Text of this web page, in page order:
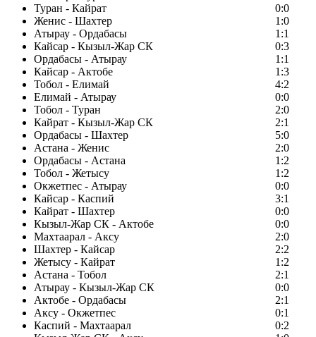
Туран - Кайрат
0:0
Женис - Шахтер
1:0
Атырау - Ордабасы
1:1
Кайсар - Кызыл-Жар СК
0:3
Ордабасы - Атырау
1:1
Кайсар - Актобе
1:3
Тобол - Елимай
4:2
Елимай - Атырау
0:0
Тобол - Туран
2:0
Кайрат - Кызыл-Жар СК
2:1
Ордабасы - Шахтер
5:0
Астана - Женис
2:0
Ордабасы - Астана
1:2
Тобол - Жетысу
1:2
Окжетпес - Атырау
0:0
Кайсар - Каспий
3:1
Кайрат - Шахтер
0:0
Кызыл-Жар СК - Актобе
0:0
Махтаарал - Аксу
2:0
Шахтер - Кайсар
2:2
Жетысу - Кайрат
1:2
Астана - Тобол
2:1
Атырау - Кызыл-Жар СК
0:0
Актобе - Ордабасы
2:1
Аксу - Окжетпес
0:1
Каспий - Махтаарал
0:2